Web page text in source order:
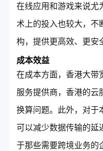
在线应用和游戏来说尤
术上的投入也较大，不
构，提供更高效、更安
成本效益
在成本方面，香港大带
服务提供商，香港的云
换算问题。此外，对于
可以减少数据传输的延
于那些需要跨境业务的